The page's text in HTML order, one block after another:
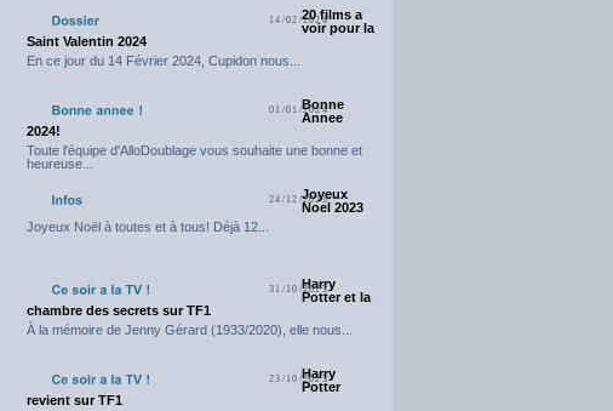
14/02/202420 films a
voir pour la
Saint Valentin 2024
En ce jour du 14 Février 2024, Cupidon nous...
01/01/2024
Bonne
Annee
2024!
Toute l'équipe d'AlloDoublage vous souhaite une bonne et
heureuse...
24/12/2023
Joyeux
Noel 2023
Joyeux Noël à toutes et à tous! Déjà 12...
31/10/2023
Harry
Potter et la
chambre des secrets sur TF1
À la mémoire de Jenny Gérard (1933/2020), elle nous...
23/10/2023
Harry
Potter
revient sur TF1